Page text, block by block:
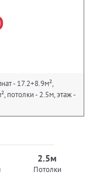
- 17.2+8.9м²,
потолки - 2.5м, этаж -
2.5м
Потолки